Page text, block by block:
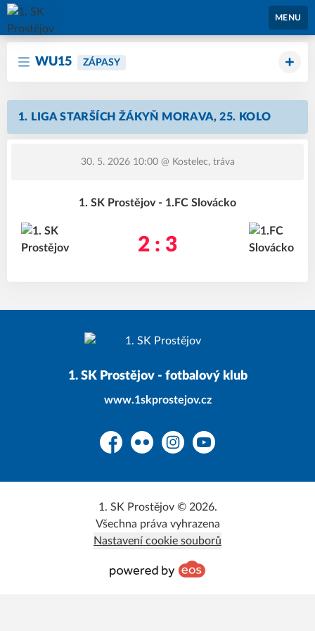
1. SK Prostějov
MENU
WU15 ZÁPASY
1. LIGA STARŠÍCH ŽÁKYŇ MORAVA, 25. KOLO
30. 5. 2026 10:00@ Kostelec, tráva
1. SK Prostějov - 1.FC Slovácko
2 : 3
1. SK Prostějov - fotbalový klub
www.1skprostejov.cz
FacebookFlickr InstagramYouTube
1. SK Prostějov © 2026.
Všechna práva vyhrazena
Nastavení cookie souborů